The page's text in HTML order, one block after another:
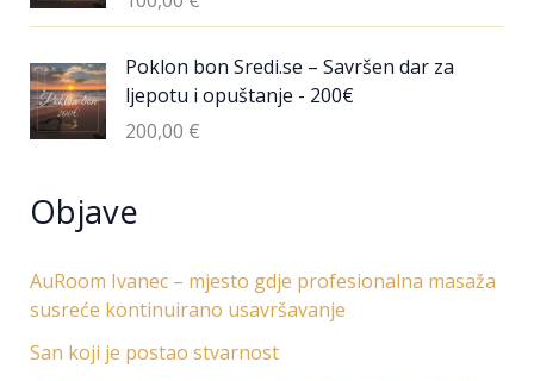
Poklon bon Sredi.se – Savršen dar za
ljepotu i opuštanje - 200€
200,00 €
Objave
AuRoom Ivanec – mjesto gdje profesionalna masaža
susreće kontinuirano usavršavanje
San koji je postao stvarnost